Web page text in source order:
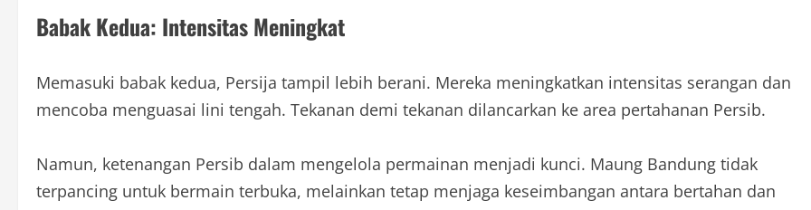
Babak Kedua: Intensitas Meningkat
Memasuki babak kedua, Persija tampil lebih berani. Mereka meningkatkan intensitas serangan dan
mencoba menguasai lini tengah. Tekanan demi tekanan dilancarkan ke area pertahanan Persib.
Namun, ketenangan Persib dalam mengelola permainan menjadi kunci. Maung Bandung tidak
terpancing untuk bermain terbuka, melainkan tetap menjaga keseimbangan antara bertahan dan